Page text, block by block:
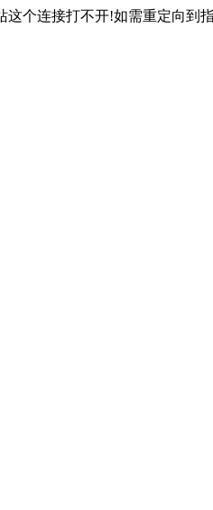
这个连接打不开!如需重定向到